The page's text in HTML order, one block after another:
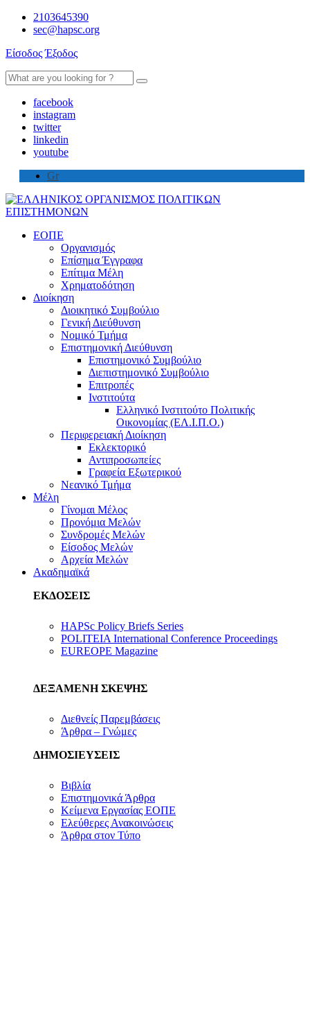
2103645390
sec@hapsc.org
Είσοδος Έξοδος
Search
for:
facebook
instagram
twitter
linkedin
youtube
Gr
ΕΟΠΕ
Οργανισμός
Επίσημα Έγγραφα
Επίτιμα Μέλη
Χρηματοδότηση
Διοίκηση
Διοικητικό Συμβούλιο
Γενική Διεύθυνση
Νομικό Τμήμα
Επιστημονική Διεύθυνση
Επιστημονικό Συμβούλιο
Διεπιστημονικό Συμβούλιο
Επιτροπές
Ινστιτούτα
Ελληνικό Ινστιτούτο Πολιτικής
Οικονομίας (ΕΛ.Ι.Π.Ο.)
Περιφερειακή Διοίκηση
Εκλεκτορικό
Αντιπροσωπείες
Γραφεία Εξωτερικού
Νεανικό Τμήμα
Μέλη
Γίνομαι Μέλος
Προνόμια Μελών
Συνδρομές Μελών
Είσοδος Μελών
Αρχεία Μελών
Ακαδημαϊκά
ΕΚΔΟΣΕΙΣ
HAPSc Policy Briefs Series
POLITEIA International Conference Proceedings
EUREOPE Magazine
ΔΕΞΑΜΕΝΗ ΣΚΕΨΗΣ
Διεθνείς Παρεμβάσεις
Άρθρα – Γνώμες
ΔΗΜΟΣΙΕΥΣΕΙΣ
Βιβλία
Επιστημονικά Άρθρα
Κείμενα Εργασίας ΕΟΠΕ
Ελεύθερες Ανακοινώσεις
Άρθρα στον Τύπο